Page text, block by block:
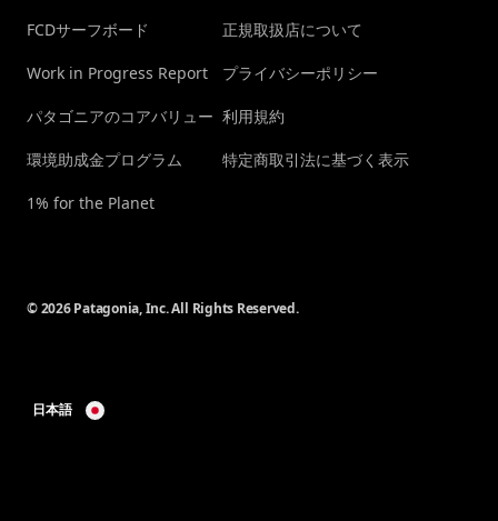
FCDサーフボード
Work in Progress Report
パタゴニアのコアバリュー
環境助成金プログラム
1% for the Planet
正規取扱店について
プライバシーポリシー
利用規約
特定商取引法に基づく表示
© 2026 Patagonia, Inc. All Rights Reserved.
日本語